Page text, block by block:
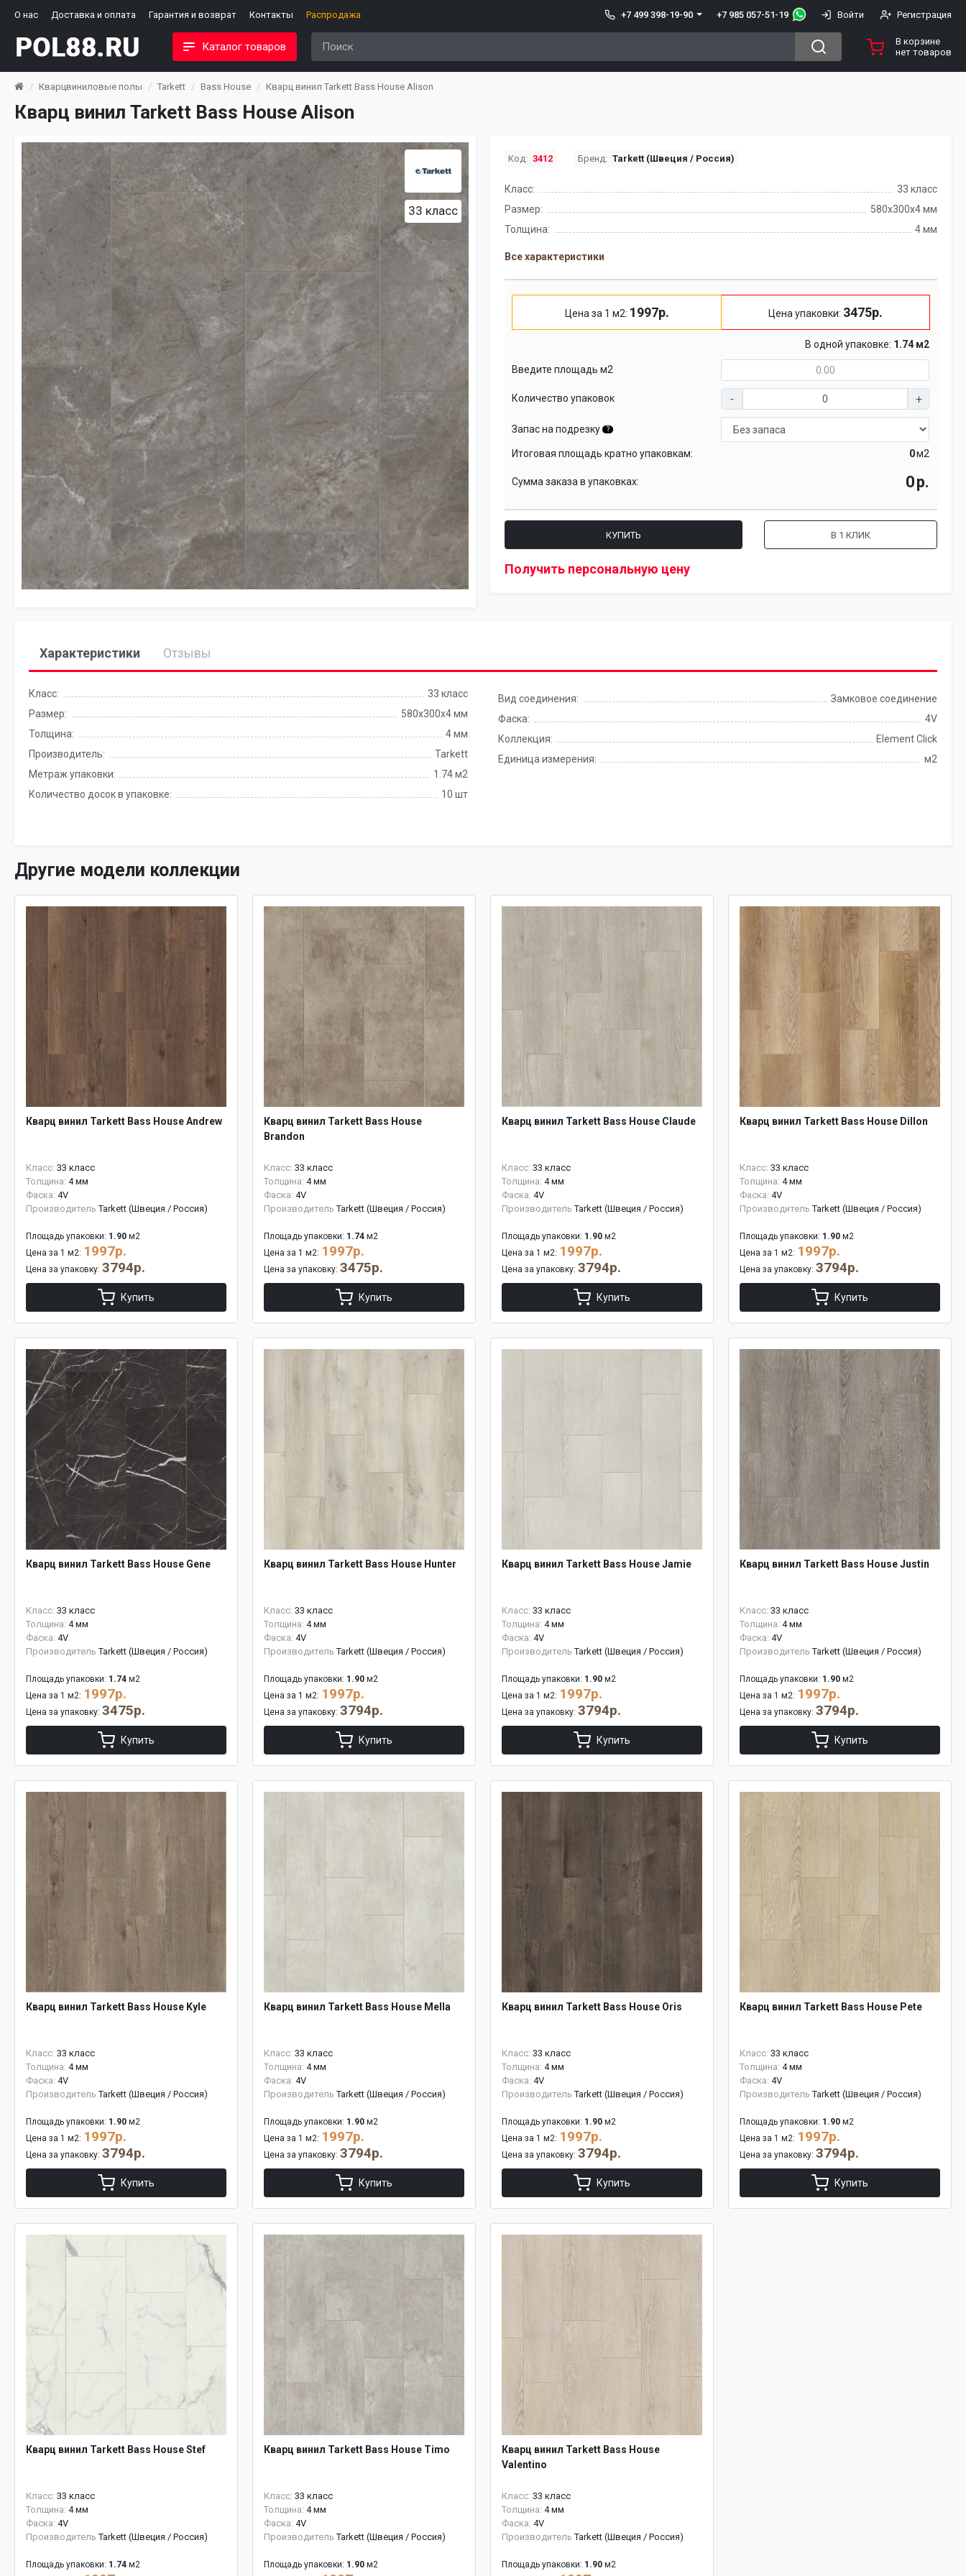
О нас Доставка и оплата Гарантия и возврат Контакты Распродажа +7 499 398-19-90 +7 985 057-51-19 Войти Регистрация
Каталог товаров
В корзине
нет товаров
Кварцвиниловые полы Tarkett Bass House Кварц винил Tarkett Bass House Alison
Кварц винил Tarkett Bass House Alison
33 класс
Код: 3412 Бренд: Tarkett (Швеция / Россия)
Класс:
33 класс
Размер:
580x300x4 мм
Толщина:
4 мм
Все характеристики
Цена за 1 м2: 1997р. Цена упаковки: 3475р.
В одной упаковке: 1.74 м2
Введите площадь м2
Количество упаковок
Запас на подрезку ?
Итоговая площадь кратно упаковкам: м2
Сумма заказа в упаковках: р.
КУПИТЬ В 1 КЛИК
Получить персональную цену
Характеристики Отзывы
Класс:
33 класс
Размер:
580x300x4 мм
Толщина:
4 мм
Производитель:
Tarkett
Метраж упаковки:
1.74 м2
Количество досок в упаковке:
10 шт
Вид соединения:
Замковое соединение
Фаска:
4V
Коллекция:
Element Click
Единица измерения:
м2
Другие модели коллекции
Кварц винил Tarkett Bass House Andrew
Класс: 33 класс
Толщина: 4 мм
Фаска: 4V
Производитель Tarkett (Швеция / Россия)
Площадь упаковки: 1.90 м2
Цена за 1 м2: 1997р.
Цена за упаковку: 3794р.
Купить
Кварц винил Tarkett Bass House
Brandon
Класс: 33 класс
Толщина: 4 мм
Фаска: 4V
Производитель Tarkett (Швеция / Россия)
Площадь упаковки: 1.74 м2
Цена за 1 м2: 1997р.
Цена за упаковку: 3475р.
Купить
Кварц винил Tarkett Bass House Claude
Класс: 33 класс
Толщина: 4 мм
Фаска: 4V
Производитель Tarkett (Швеция / Россия)
Площадь упаковки: 1.90 м2
Цена за 1 м2: 1997р.
Цена за упаковку: 3794р.
Купить
Кварц винил Tarkett Bass House Dillon
Класс: 33 класс
Толщина: 4 мм
Фаска: 4V
Производитель Tarkett (Швеция / Россия)
Площадь упаковки: 1.90 м2
Цена за 1 м2: 1997р.
Цена за упаковку: 3794р.
Купить
Кварц винил Tarkett Bass House Gene
Класс: 33 класс
Толщина: 4 мм
Фаска: 4V
Производитель Tarkett (Швеция / Россия)
Площадь упаковки: 1.74 м2
Цена за 1 м2: 1997р.
Цена за упаковку: 3475р.
Купить
Кварц винил Tarkett Bass House Hunter
Класс: 33 класс
Толщина: 4 мм
Фаска: 4V
Производитель Tarkett (Швеция / Россия)
Площадь упаковки: 1.90 м2
Цена за 1 м2: 1997р.
Цена за упаковку: 3794р.
Купить
Кварц винил Tarkett Bass House Jamie
Класс: 33 класс
Толщина: 4 мм
Фаска: 4V
Производитель Tarkett (Швеция / Россия)
Площадь упаковки: 1.90 м2
Цена за 1 м2: 1997р.
Цена за упаковку: 3794р.
Купить
Кварц винил Tarkett Bass House Justin
Класс: 33 класс
Толщина: 4 мм
Фаска: 4V
Производитель Tarkett (Швеция / Россия)
Площадь упаковки: 1.90 м2
Цена за 1 м2: 1997р.
Цена за упаковку: 3794р.
Купить
Кварц винил Tarkett Bass House Kyle
Класс: 33 класс
Толщина: 4 мм
Фаска: 4V
Производитель Tarkett (Швеция / Россия)
Площадь упаковки: 1.90 м2
Цена за 1 м2: 1997р.
Цена за упаковку: 3794р.
Купить
Кварц винил Tarkett Bass House Mella
Класс: 33 класс
Толщина: 4 мм
Фаска: 4V
Производитель Tarkett (Швеция / Россия)
Площадь упаковки: 1.90 м2
Цена за 1 м2: 1997р.
Цена за упаковку: 3794р.
Купить
Кварц винил Tarkett Bass House Oris
Класс: 33 класс
Толщина: 4 мм
Фаска: 4V
Производитель Tarkett (Швеция / Россия)
Площадь упаковки: 1.90 м2
Цена за 1 м2: 1997р.
Цена за упаковку: 3794р.
Купить
Кварц винил Tarkett Bass House Pete
Класс: 33 класс
Толщина: 4 мм
Фаска: 4V
Производитель Tarkett (Швеция / Россия)
Площадь упаковки: 1.90 м2
Цена за 1 м2: 1997р.
Цена за упаковку: 3794р.
Купить
Кварц винил Tarkett Bass House Stef
Класс: 33 класс
Толщина: 4 мм
Фаска: 4V
Производитель Tarkett (Швеция / Россия)
Площадь упаковки: 1.74 м2
Кварц винил Tarkett Bass House Timo
Класс: 33 класс
Толщина: 4 мм
Фаска: 4V
Производитель Tarkett (Швеция / Россия)
Площадь упаковки: 1.90 м2
Кварц винил Tarkett Bass House
Valentino
Класс: 33 класс
Толщина: 4 мм
Фаска: 4V
Производитель Tarkett (Швеция / Россия)
Площадь упаковки: 1.90 м2